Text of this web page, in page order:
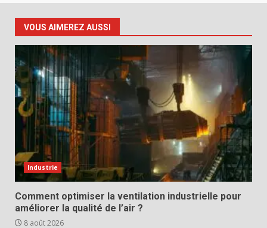
VOUS AIMEREZ AUSSI
Industrie
Comment optimiser la ventilation industrielle pour
améliorer la qualité de l’air ?
8 août 2026